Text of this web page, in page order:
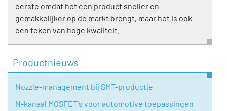
eerste omdat het een product sneller en
gemakkelijker op de markt brengt, maar het is ook
een teken van hoge kwaliteit.
Productnieuws
Nozzle-management bij SMT-productie
N-kanaal MOSFET's voor automotive toepassingen